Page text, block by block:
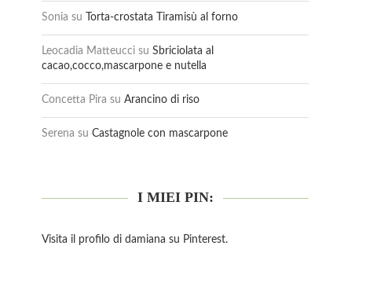
Sonia su Torta-crostata Tiramisù al forno
Leocadia Matteucci su Sbriciolata al
cacao,cocco,mascarpone e nutella
Concetta Pira su Arancino di riso
Serena su Castagnole con mascarpone
I MIEI PIN:
Visita il profilo di damiana su Pinterest.